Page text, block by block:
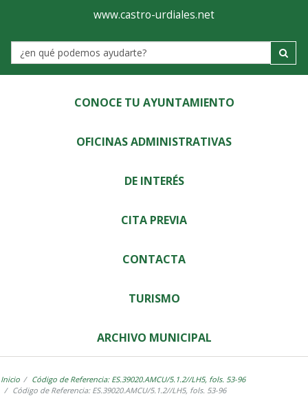
Ayuntamiento
de
Castro-
Urdiales
www.castro-urdiales.net
Label
CONOCE TU AYUNTAMIENTO
OFICINAS ADMINISTRATIVAS
DE INTERÉS
CITA PREVIA
CONTACTA
TURISMO
ARCHIVO MUNICIPAL
Inicio
Código de Referencia: ES.39020.AMCU/5.1.2//LH5, fols. 53-96
Código de Referencia: ES.39020.AMCU/5.1.2//LH5, fols. 53-96